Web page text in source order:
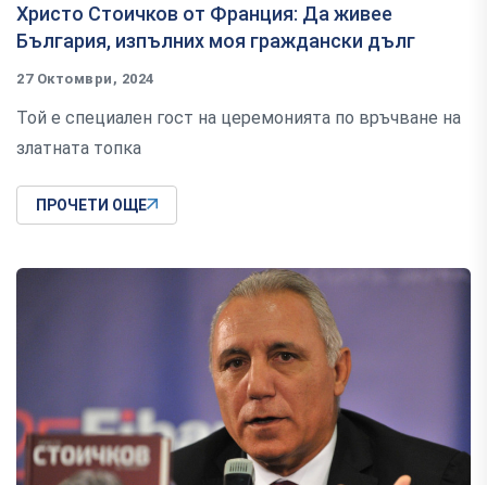
Христо Стоичков от Франция: Да живее
България, изпълних моя граждански дълг
27 Октомври, 2024
Той е специален гост на церемонията по връчване на
златната топка
ПРОЧЕТИ ОЩЕ